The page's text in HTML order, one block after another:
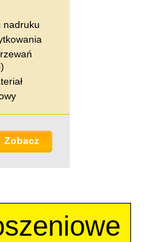
nadruku
Zobacz